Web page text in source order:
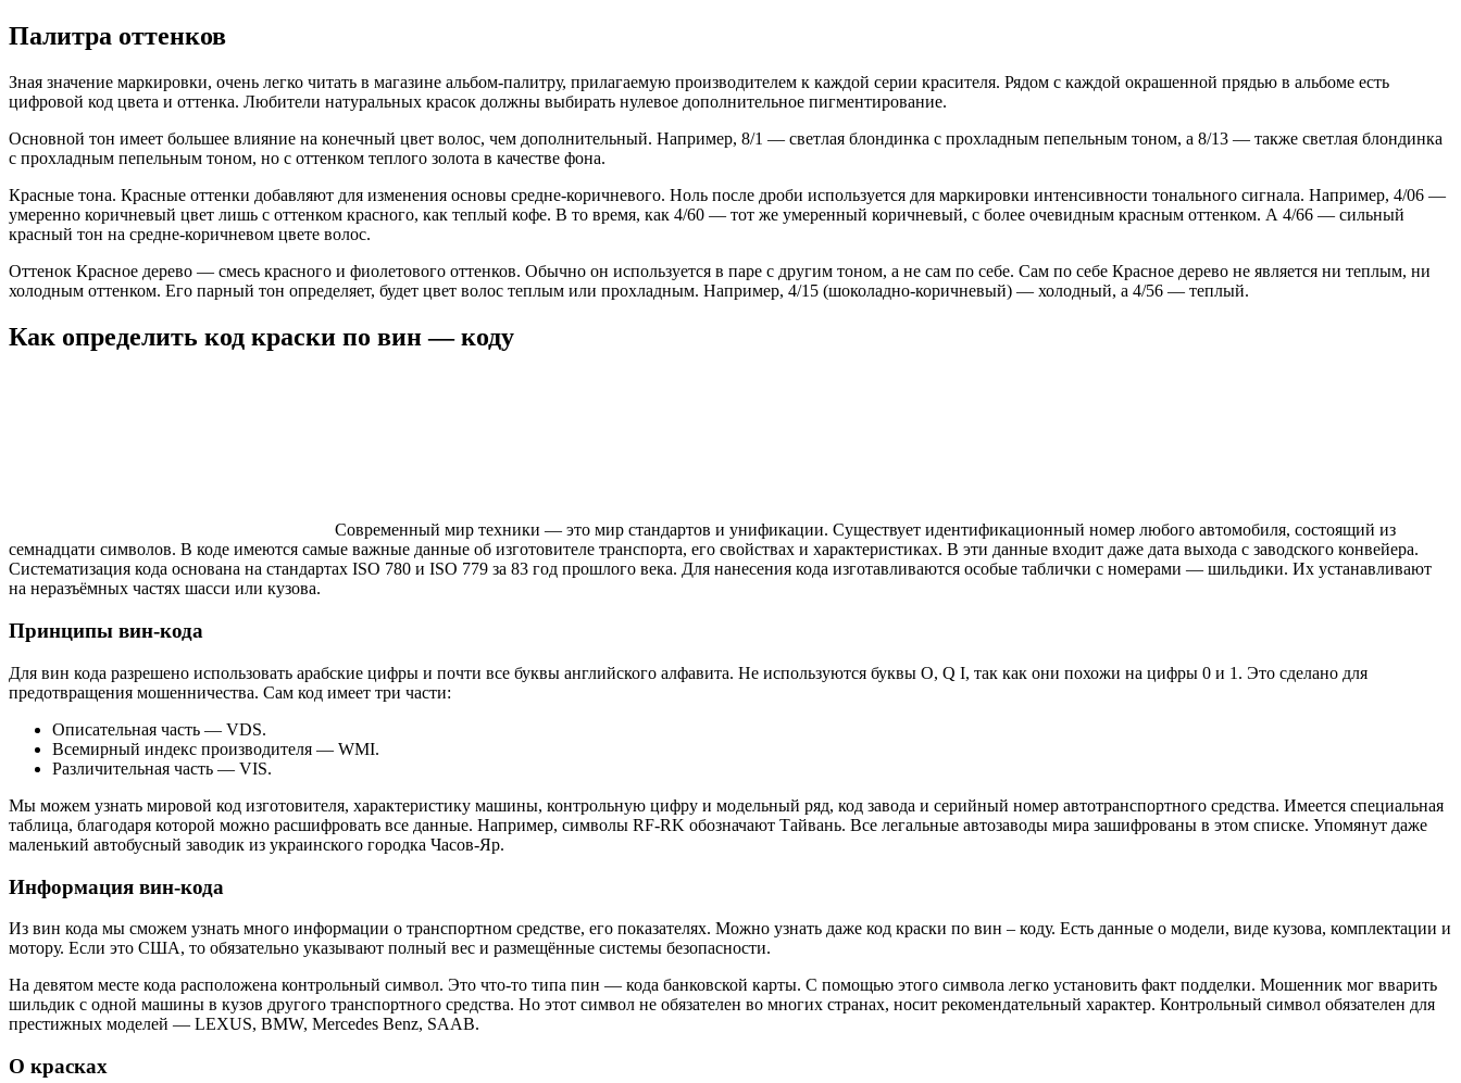
Палитра оттенков
Зная значение маркировки, очень легко читать в магазине альбом-палитру, прилагаемую производителем к каждой серии красителя. Рядом с каждой окрашенной прядью в альбоме есть
цифровой код цвета и оттенка. Любители натуральных красок должны выбирать нулевое дополнительное пигментирование.
Основной тон имеет большее влияние на конечный цвет волос, чем дополнительный. Например, 8/1 — светлая блондинка с прохладным пепельным тоном, а 8/13 — также светлая блондинка
с прохладным пепельным тоном, но с оттенком теплого золота в качестве фона.
Красные тона. Красные оттенки добавляют для изменения основы средне-коричневого. Ноль после дроби используется для маркировки интенсивности тонального сигнала. Например, 4/06 —
умеренно коричневый цвет лишь с оттенком красного, как теплый кофе. В то время, как 4/60 — тот же умеренный коричневый, с более очевидным красным оттенком. А 4/66 — сильный
красный тон на средне-коричневом цвете волос.
Оттенок Красное дерево — смесь красного и фиолетового оттенков. Обычно он используется в паре с другим тоном, а не сам по себе. Сам по себе Красное дерево не является ни теплым, ни
холодным оттенком. Его парный тон определяет, будет цвет волос теплым или прохладным. Например, 4/15 (шоколадно-коричневый) — холодный, а 4/56 — теплый.
Как определить код краски по вин — коду
Современный мир техники — это мир стандартов и унификации. Существует идентификационный номер любого автомобиля, состоящий из
семнадцати символов. В коде имеются самые важные данные об изготовителе транспорта, его свойствах и характеристиках. В эти данные входит даже дата выхода с заводского конвейера.
Систематизация кода основана на стандартах ISO 780 и ISO 779 за 83 год прошлого века. Для нанесения кода изготавливаются особые таблички с номерами — шильдики. Их устанавливают
на неразъёмных частях шасси или кузова.
Принципы вин-кода
Для вин кода разрешено использовать арабские цифры и почти все буквы английского алфавита. Не используются буквы O, Q I, так как они похожи на цифры 0 и 1. Это сделано для
предотвращения мошенничества. Сам код имеет три части:
Описательная часть — VDS.
Всемирный индекс производителя — WMI.
Различительная часть — VIS.
Мы можем узнать мировой код изготовителя, характеристику машины, контрольную цифру и модельный ряд, код завода и серийный номер автотранспортного средства. Имеется специальная
таблица, благодаря которой можно расшифровать все данные. Например, символы RF-RK обозначают Тайвань. Все легальные автозаводы мира зашифрованы в этом списке. Упомянут даже
маленький автобусный заводик из украинского городка Часов-Яр.
Информация вин-кода
Из вин кода мы сможем узнать много информации о транспортном средстве, его показателях. Можно узнать даже код краски по вин – коду. Есть данные о модели, виде кузова, комплектации и
мотору. Если это США, то обязательно указывают полный вес и размещённые системы безопасности.
На девятом месте кода расположена контрольный символ. Это что-то типа пин — кода банковской карты. С помощью этого символа легко установить факт подделки. Мошенник мог вварить
шильдик с одной машины в кузов другого транспортного средства. Но этот символ не обязателен во многих странах, носит рекомендательный характер. Контрольный символ обязателен для
престижных моделей — LEXUS, BMW, Mercedes Benz, SAAB.
О красках